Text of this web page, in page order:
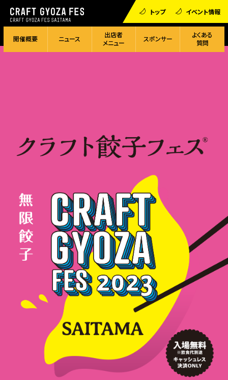
トップ イベント情報
開催概要 ニュース
出店者
メニュー
スポンサー
よくある
質問